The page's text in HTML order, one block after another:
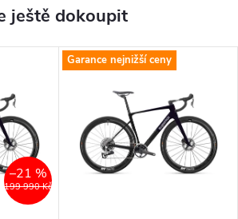
ještě dokoupit
199 990 Kč
–21 %
Garance nejnižší ceny